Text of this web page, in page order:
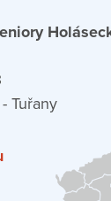
Tuřany